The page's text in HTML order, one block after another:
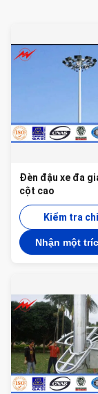
Đèn đậu xe đa
cột cao
Kiểm tra
Nhận một